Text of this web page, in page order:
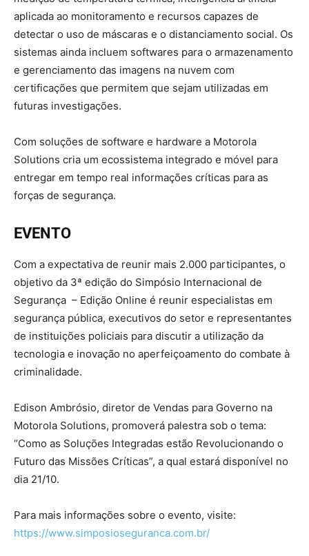
aplicada ao monitoramento e recursos capazes de
detectar o uso de máscaras e o distanciamento social. Os
sistemas ainda incluem softwares para o armazenamento
e gerenciamento das imagens na nuvem com
certificações que permitem que sejam utilizadas em
futuras investigações.
Com soluções de software e hardware a Motorola
Solutions cria um ecossistema integrado e móvel para
entregar em tempo real informações críticas para as
forças de segurança.
EVENTO
Com a expectativa de reunir mais 2.000 participantes, o
objetivo da 3ª edição do Simpósio Internacional de
Segurança – Edição Online é reunir especialistas em
segurança pública, executivos do setor e representantes
de instituições policiais para discutir a utilização da
tecnologia e inovação no aperfeiçoamento do combate à
criminalidade.
Edison Ambrósio, diretor de Vendas para Governo na
Motorola Solutions, promoverá palestra sob o tema:
“Como as Soluções Integradas estão Revolucionando o
Futuro das Missões Críticas”, a qual estará disponível no
dia 21/10.
Para mais informações sobre o evento, visite:
https://www.simposioseguranca.com.br/